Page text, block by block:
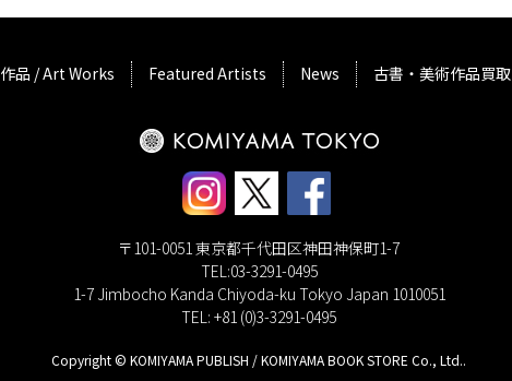
作品 / Art Works Featured Artists News 古書・美術作品買取
〒101-0051 東京都千代田区神田神保町1-7
TEL:03-3291-0495
1-7 Jimbocho Kanda Chiyoda-ku Tokyo Japan 1010051
TEL: +81 (0)3-3291-0495
Copyright © KOMIYAMA PUBLISH / KOMIYAMA BOOK STORE Co., Ltd..